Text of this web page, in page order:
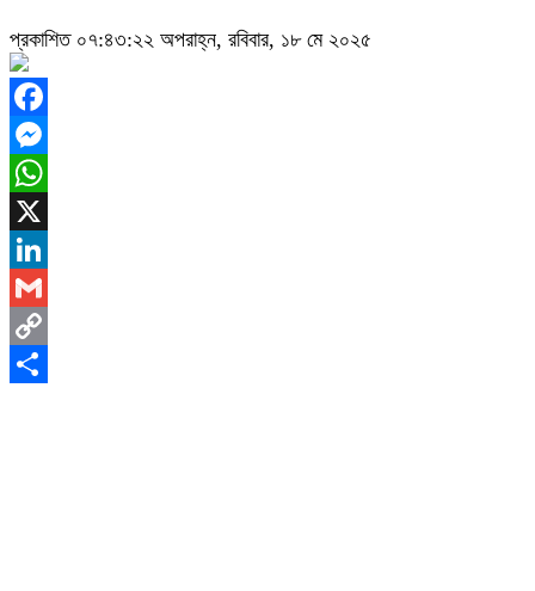
প্রকাশিত ০৭:৪৩:২২ অপরাহ্ন, রবিবার, ১৮ মে ২০২৫
Facebook
Messenger
WhatsApp
X
LinkedIn
Gmail
Copy